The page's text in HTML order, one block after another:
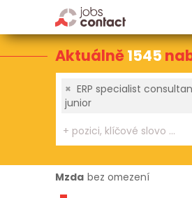
Aktuálně1545
× ERP specialist
junior
Mzda bez omezení